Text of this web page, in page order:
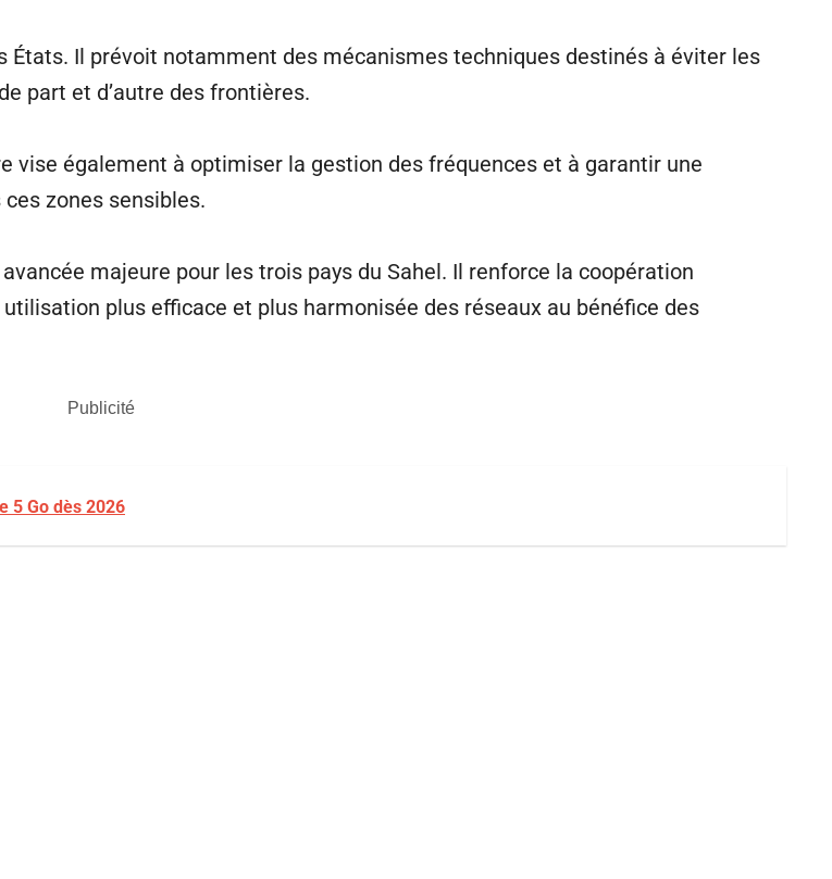
États. Il prévoit notamment des mécanismes techniques destinés à éviter les
part et d’autre des frontières.
vise également à optimiser la gestion des fréquences et à garantir une
zones sensibles.
majeure pour les trois pays du Sahel. Il renforce la coopération
plus efficace et plus harmonisée des réseaux au bénéfice des
Publicité
5 Go dès 2026